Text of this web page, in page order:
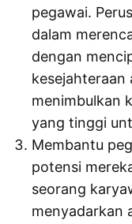
pegawai.
dalam
dengan
menimbulkan
yang tinggi
Membantu
potensi
seorang
menyadarkan